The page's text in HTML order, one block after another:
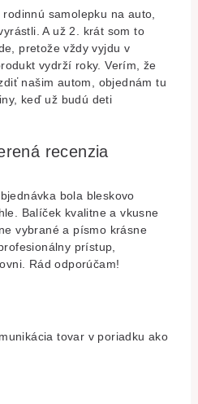
samolepku na auto,
A už 2. krát som to
pretože vždy vyjdu v
vydrží roky. Verím, že
našim autom, objednám tu
keď už budú deti
recenzia
je 5 z 5 hvězdiček.
bola bleskovo
Balíček kvalitne a vkusne
vybrané a písmo krásne
prístup,
Rád odporúčam!
je 5 z 5 hvězdiček.
tovar v poriadku ako
je 5 z 5 hvězdiček.